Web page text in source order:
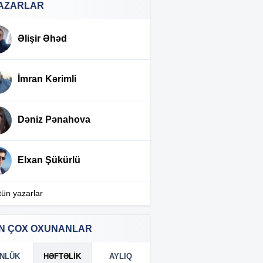
pul qoymur? – AÇIQLAMA
Cibgirliyin ən çox yayıldığı
şəhərlər açıqlandı-Turistlərin
Paşinyan bu xanımı Xarici
Kəşfiyyat Xidmətinin rəhbəri
təyin etdi
Gündə nə qədər qarpız
təhlükəsiz normanı
Oyunçular Roblox-u tərk
dollar itirdi
Əlişir Əhəd
İmran Kərimli
Dəniz Pənahova
Elxan Şükürlü
yazarlar
ÇOX OXUNANLAR
HƏFTƏLIK AYLIQ